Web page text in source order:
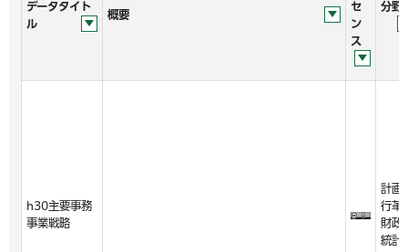
データタイト
ル
概要
セ
ン
ス
分野
h30主要事務
事業戦略
計画
行革
財政
統計